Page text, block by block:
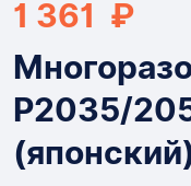
1 361 ₽
P2035/